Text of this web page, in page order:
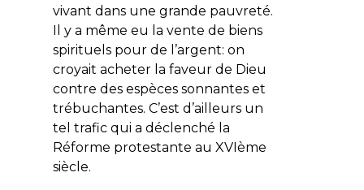
vivant dans une grande pauvreté.
Il y a même eu la vente de biens
spirituels pour de l’argent: on
croyait acheter la faveur de Dieu
contre des espèces sonnantes et
trébuchantes. C’est d’ailleurs un
tel trafic qui a déclenché la
Réforme protestante au XVIème
siècle.